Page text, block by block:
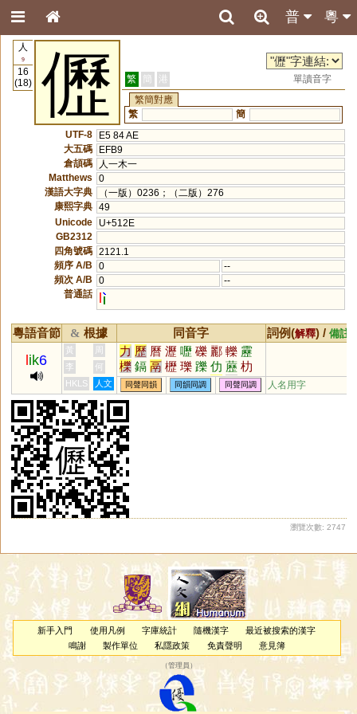
粵
普
人
9
16
(18)
儮 繁 簡 港
單讀音字
繁簡對應
繁
簡
UTF-8
E5 84 AE
大五碼
EFB9
倉頡碼
人一木一
Matthews
0
漢語大字典
（一版）0236；（二版）276
康熙字典 49
Unicode
U+512E
GB2312
四角號碼 2121.1
頻序 A/B
0
--
頻次 A/B
0
--
普通話
l
粵語音節 & 根據 同音字 詞例(解釋) / 備註
lik6
黃 周 力 歷 曆 瀝 嚦 礫 酈 轢 靂
櫟 鎘 鬲 櫪 瓅 躒 仂 藶 朸
壢 轣 鱳 皪 扚 磿 厤 秝 屴
蒚 赲 讈 靋 蝷
李
何
HKLS
人文 同聲同韻 同韻同調 同聲同調 人名用字
瀏覽次數: 2747
新手入門 使用凡例 字庫統計 隨機漢字
最近被搜索的漢字
鳴謝
製作單位 私隱政策 免責聲明 意見簿
（管理員 ）